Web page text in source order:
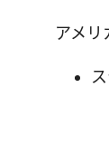
アメリ